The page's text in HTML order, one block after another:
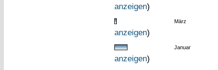
anzeigen)
März
anzeigen)
Januar
anzeigen)